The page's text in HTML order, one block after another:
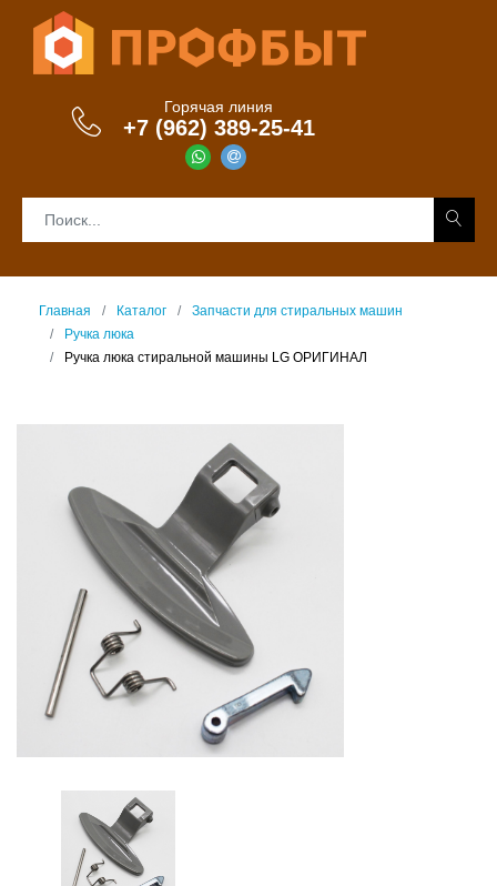
Горячая линия
+7 (962) 389-25-41
Главная Каталог
Запчасти для стиральных машин
Ручка люка
Ручка люка стиральной машины LG ОРИГИНАЛ